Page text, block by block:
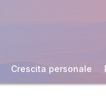
Crescita personale